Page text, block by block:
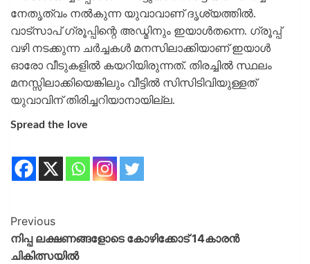
നേതൃത്വം നൽകുന്ന യുവാവാണ് ദൃശ്യത്തിൽ.
വാട്‌സാപ് ഗ്രൂപ്പിന്റെ അഡ്മിനും ഇയാൾതന്നെ. ഗ്രൂപ്പ്
വഴി നടക്കുന്ന ചർച്ചകൾ മനസിലാക്കിയാണ് ഇയാൾ
ഓരോ വീടുകളിൽ കയറിയി‌രുന്നത്. തിരച്ചിൽ സ്ഥലം
മനസ്സിലാക്കിയെങ്കിലും വീട്ടിൽ സിസിടിവിയുള്ളത്
യുവാവിന് തിരിച്ചറിയാനായില്ല.
Spread the love
Previous
നിപ്പ ലക്ഷണങ്ങളോടെ കോഴിക്കോട് 14കാരൻ
ചികിത്സയിൽ